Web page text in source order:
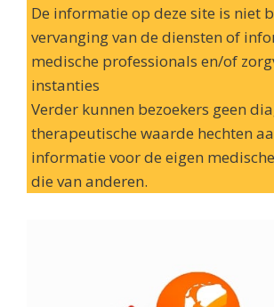
De informatie op deze site is niet
vervanging van de diensten of
medische professionals en/of
instanties
Verder kunnen bezoekers geen
therapeutische waarde hechten
informatie voor de eigen
die van anderen.